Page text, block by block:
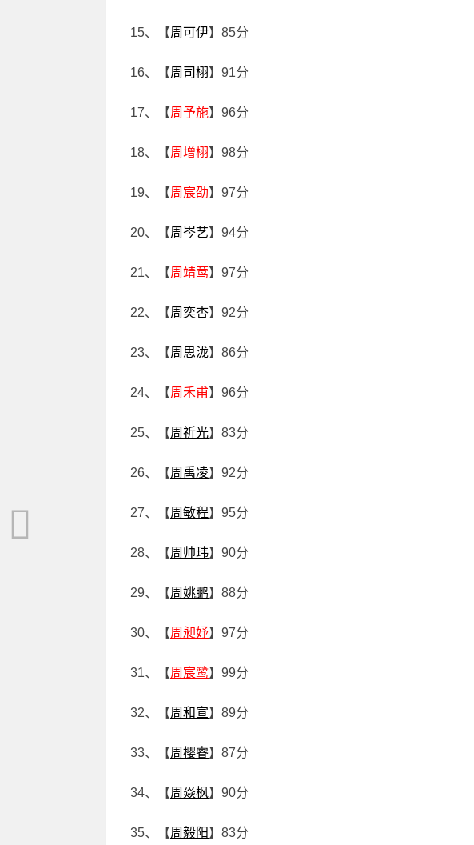
15、【周可伊】85分
16、【周司栩】91分
17、【周予施】96分
18、【周增栩】98分
19、【周宸劭】97分
20、【周岑艺】94分
21、【周靖莺】97分
22、【周奕杏】92分
23、【周思泷】86分
24、【周禾甫】96分
25、【周祈光】83分
26、【周禹凌】92分
27、【周敏程】95分
28、【周帅玮】90分
29、【周姚鹏】88分
30、【周昶妤】97分
31、【周宸鹭】99分
32、【周和宣】89分
33、【周樱睿】87分
34、【周焱枫】90分
35、【周毅阳】83分